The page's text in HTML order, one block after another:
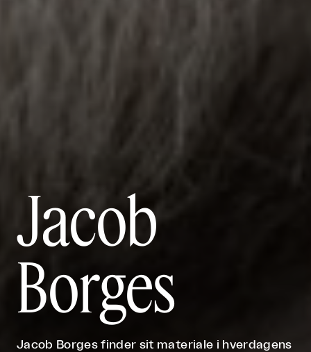
Jacob
Borges
Jacob Borges finder sit materiale i hverdagens